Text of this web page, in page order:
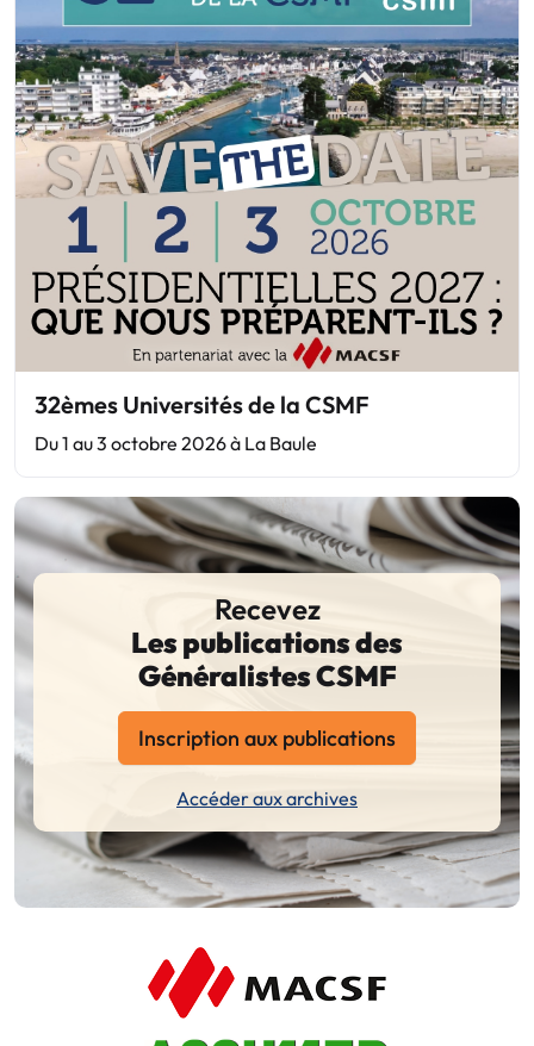
32èmes Universités de la CSMF
Du 1 au 3 octobre 2026 à La Baule
Recevez
Les publications des
Généralistes CSMF
Inscription aux publications
Accéder aux archives